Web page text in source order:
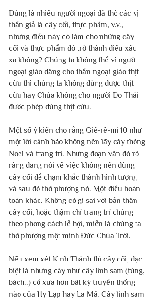
Đúng là nhiều người ngoại đã thờ các vị
thần giả là cây cối, thực phẩm, v.v.,
nhưng điều này có làm cho những cây
cối và thực phẩm đó trở thành điều xấu
xa không? Chúng ta không thể vì người
ngoại giáo dâng cho thần ngoại giáo thịt
cừu thì chúng ta không dùng được thịt
cừu hay Chúa không cho người Do Thái
được phép dùng thịt cừu.
Một số ý kiến ​​cho rằng Giê-rê-mi 10 như
một lời cảnh báo không nên lấy cây thông
Noel và trang trí. Nhưng đoạn văn đó rõ
ràng đang nói về việc không nên dùng
cây cối để chạm khắc thành hình tượng
và sau đó thờ phượng nó. Một điều hoàn
toàn khác. Không có gì sai với bản thân
cây cối, hoặc thậm chí trang trí chúng
theo phong cách lễ hội, miễn là chúng ta
thờ phượng một mình Đức Chúa Trời.
Nếu xem xét Kinh Thánh thì cây cối, đặc
biệt là nhưng cây như cây linh sam (tùng,
bách..) cổ xưa hơn bất kỳ truyền thống
nào của Hy Lạp hay La Mã. Cây linh sam